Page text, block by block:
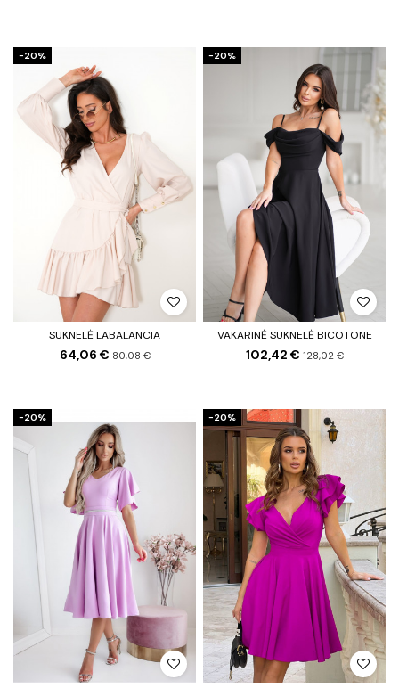
−20%
SUKNELĖ LABALANCIA
64,06 €80,08 €
−20%
VAKARINĖ SUKNELĖ BICOTONE
102,42 €128,02 €
−20% −20%